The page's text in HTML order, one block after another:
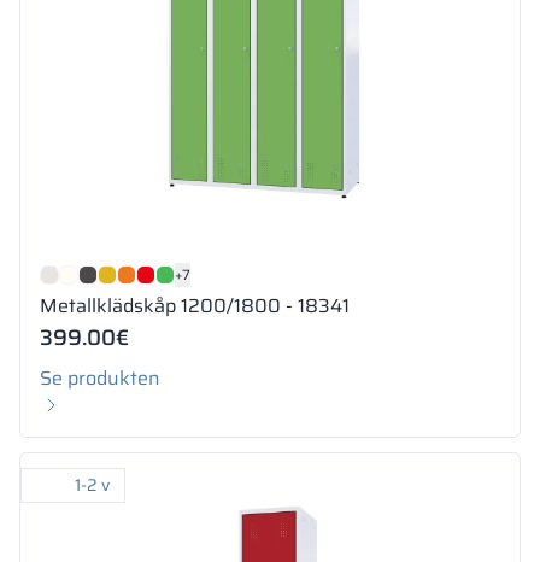
+7
Metallklädskåp 1200/1800 - 18341
399.00€
Se produkten
1-2 v